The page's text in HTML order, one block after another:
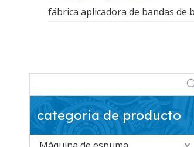
fábrica aplicadora de bandas de
categoria de producto